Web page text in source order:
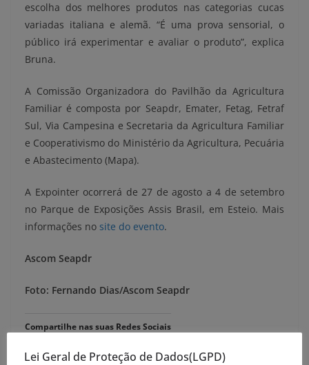
escolha dos melhores produtos nas categorias cucas
variadas italiana e alemã. “É uma prova sensorial, o
público irá experimentar e avaliar o produto”, explica
Bruna.
A Comissão Organizadora do Pavilhão da Agricultura
Familiar é composta por Seapdr, Emater, Fetag, Fetraf
Sul, Via Campesina e Secretaria da Agricultura Familiar
e Cooperativismo do Ministério da Agricultura, Pecuária
e Abastecimento (Mapa).
A Expointer ocorrerá de 27 de agosto a 4 de setembro
no Parque de Exposições Assis Brasil, em Esteio. Mais
informações no site do evento.
Ascom Seapdr
Foto: Fernando Dias/Ascom Seapdr
Compartilhe nas suas Redes Sociais
Lei Geral de Proteção de Dados(LGPD)